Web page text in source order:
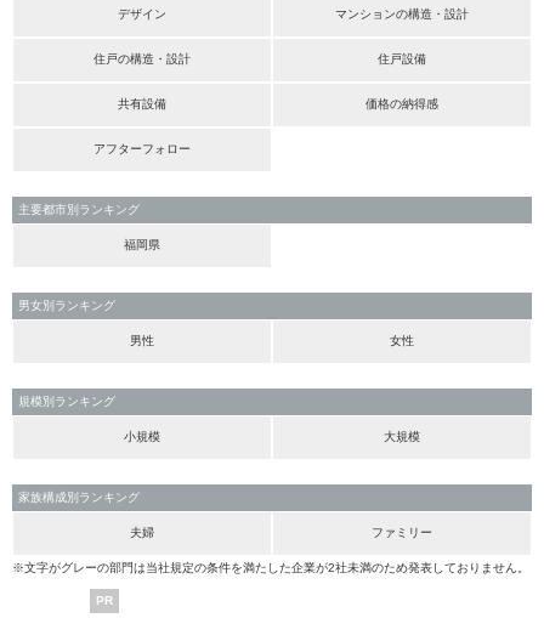
デザイン マンションの構造・設計
住戸の構造・設計 住戸設備
共有設備 価格の納得感
アフターフォロー
主要都市別ランキング
福岡県
男女別ランキング
男性 女性
規模別ランキング
小規模 大規模
家族構成別ランキング
夫婦 ファミリー
※文字がグレーの部門は当社規定の条件を満たした企業が2社未満のため発表しておりません。
PR